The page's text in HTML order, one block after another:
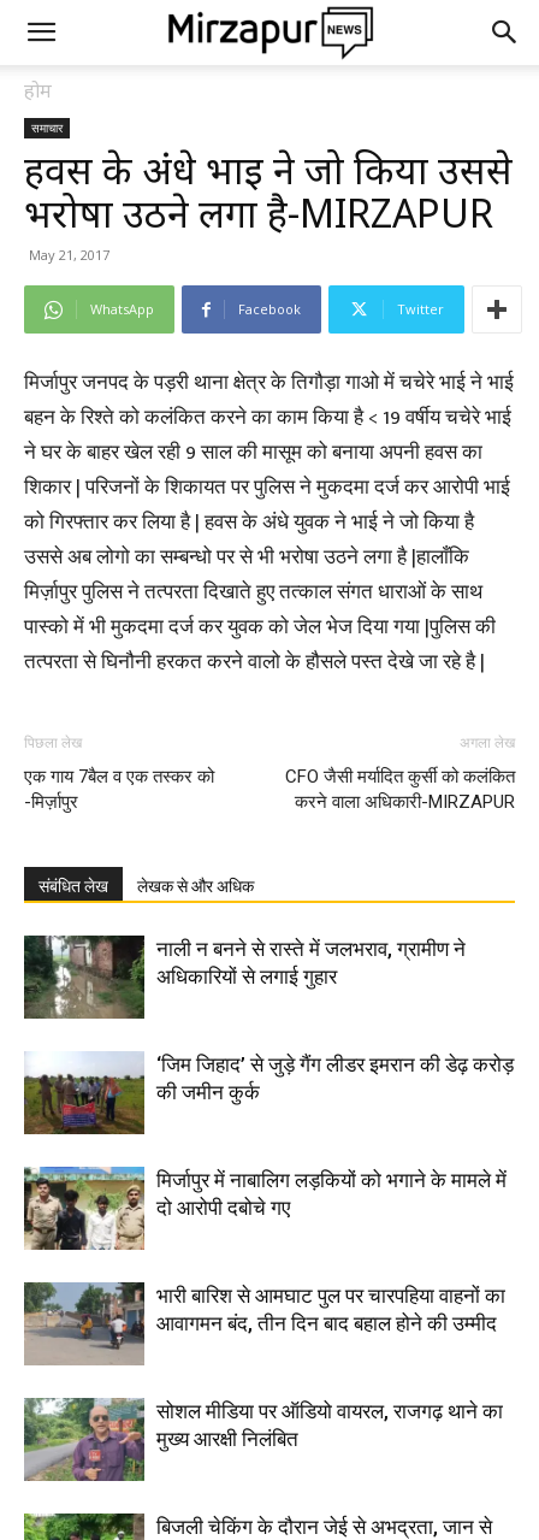
होम
समाचार
हवस के अंधे भाई ने जो किया उससे
भरोषा उठने लगा है-MIRZAPUR
May 21, 2017
WhatsApp Facebook Twitter
मिर्जापुर जनपद के पड़री थाना क्षेत्र के तिगौड़ा गाओ में चचेरे भाई ने भाई
बहन के रिश्ते को कलंकित करने का काम किया है < 19 वर्षीय चचेरे भाई
ने घर के बाहर खेल रही 9 साल की मासूम को बनाया अपनी हवस का
शिकार | परिजनों के शिकायत पर पुलिस ने मुकदमा दर्ज कर आरोपी भाई
को गिरफ्तार कर लिया है | हवस के अंधे युवक ने भाई ने जो किया है
उससे अब लोगो का सम्बन्धो पर से भी भरोषा उठने लगा है |हालाँकि
मिर्ज़ापुर पुलिस ने तत्परता दिखाते हुए तत्काल संगत धाराओं के साथ
पास्को में भी मुकदमा दर्ज कर युवक को जेल भेज दिया गया |पुलिस की
तत्परता से घिनौनी हरकत करने वालो के हौसले पस्त देखे जा रहे है |
पिछला लेख
एक गाय 7बैल व एक तस्कर को
-मिर्ज़ापुर
अगला लेख
CFO जैसी मर्यादित कुर्सी को कलंकित
करने वाला अधिकारी-MIRZAPUR
संबंधित लेख लेखक से और अधिक
नाली न बनने से रास्ते में जलभराव, ग्रामीण ने
अधिकारियों से लगाई गुहार
‘जिम जिहाद’ से जुड़े गैंग लीडर इमरान की डेढ़ करोड़
की जमीन कुर्क
मिर्जापुर में नाबालिग लड़कियों को भगाने के मामले में
दो आरोपी दबोचे गए
भारी बारिश से आमघाट पुल पर चारपहिया वाहनों का
आवागमन बंद, तीन दिन बाद बहाल होने की उम्मीद
सोशल मीडिया पर ऑडियो वायरल, राजगढ़ थाने का
मुख्य आरक्षी निलंबित
बिजली चेकिंग के दौरान जेई से अभद्रता, जान से